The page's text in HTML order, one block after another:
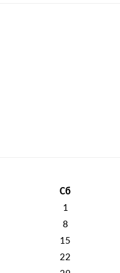
Сб
1
8
15
22